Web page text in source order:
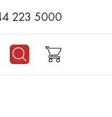
223 5000